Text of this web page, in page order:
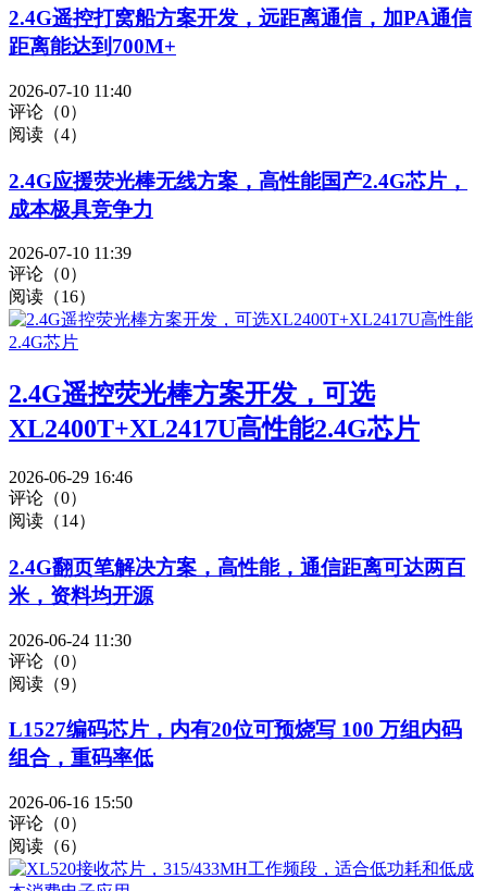
2.4G遥控打窝船方案开发，远距离通信，加PA通信
距离能达到700M+
2026-07-10 11:40
评论（0）
阅读（4）
2.4G应援荧光棒无线方案，高性能国产2.4G芯片，
成本极具竞争力
2026-07-10 11:39
评论（0）
阅读（16）
2.4G遥控荧光棒方案开发，可选
XL2400T+XL2417U高性能2.4G芯片
2026-06-29 16:46
评论（0）
阅读（14）
2.4G翻页笔解决方案，高性能，通信距离可达两百
米，资料均开源
2026-06-24 11:30
评论（0）
阅读（9）
L1527编码芯片，内有20位可预烧写 100 万组内码
组合，重码率低
2026-06-16 15:50
评论（0）
阅读（6）